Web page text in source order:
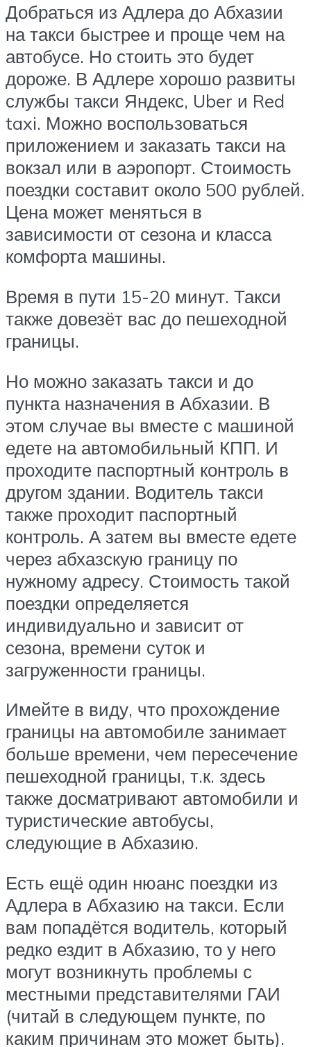
Добраться из Адлера до Абхазии
на такси быстрее и проще чем на
автобусе. Но стоить это будет
дороже. В Адлере хорошо развиты
службы такси Яндекс, Uber и Red
taxi. Можно воспользоваться
приложением и заказать такси на
вокзал или в аэропорт. Стоимость
поездки составит около 500 рублей.
Цена может меняться в
зависимости от сезона и класса
комфорта машины.
Время в пути 15-20 минут. Такси
также довезёт вас до пешеходной
границы.
Но можно заказать такси и до
пункта назначения в Абхазии. В
этом случае вы вместе с машиной
едете на автомобильный КПП. И
проходите паспортный контроль в
другом здании. Водитель такси
также проходит паспортный
контроль. А затем вы вместе едете
через абхазскую границу по
нужному адресу. Стоимость такой
поездки определяется
индивидуально и зависит от
сезона, времени суток и
загруженности границы.
Имейте в виду, что прохождение
границы на автомобиле занимает
больше времени, чем пересечение
пешеходной границы, т.к. здесь
также досматривают автомобили и
туристические автобусы,
следующие в Абхазию.
Есть ещё один нюанс поездки из
Адлера в Абхазию на такси. Если
вам попадётся водитель, который
редко ездит в Абхазию, то у него
могут возникнуть проблемы с
местными представителями ГАИ
(читай в следующем пункте, по
каким причинам это может быть).